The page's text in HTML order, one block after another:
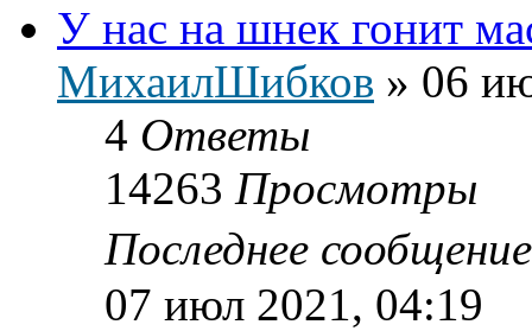
У нас на шнек гонит
МихаилШибков » 06
4 Ответы
14263 Просмотры
Последнее
07 июл 2021, 04:19